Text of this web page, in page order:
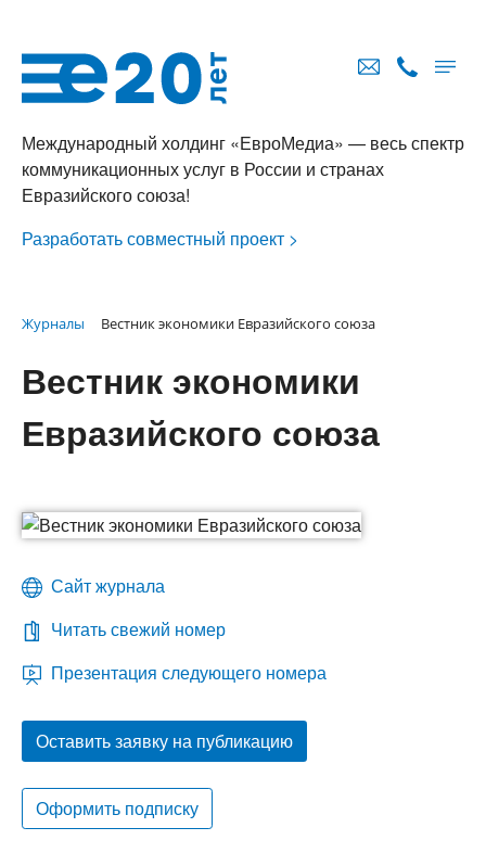
Международный холдинг «ЕвроМедиа» — весь спектр
коммуникационных услуг в России и странах
Евразийского союза!
Разработать совместный проект >
Журналы Вестник экономики Евразийского союза
Вестник экономики
Евразийского союза
Сайт журнала
Читать свежий номер
Презентация следующего номера
Оставить заявку на публикацию
Оформить подписку